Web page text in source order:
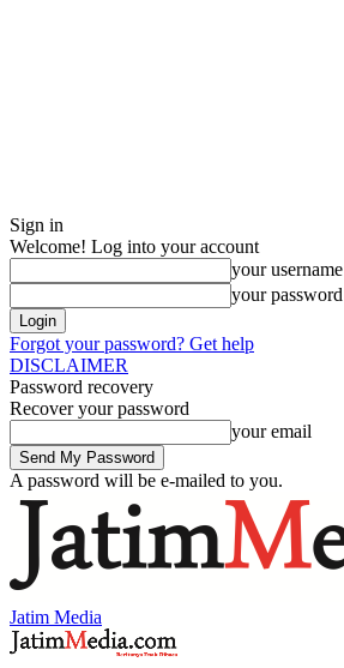
Sign in
Welcome! Log into your account
your username
your password
Forgot your password? Get help
DISCLAIMER
Password recovery
Recover your password
your email
A password will be e-mailed to you.
Jatim Media